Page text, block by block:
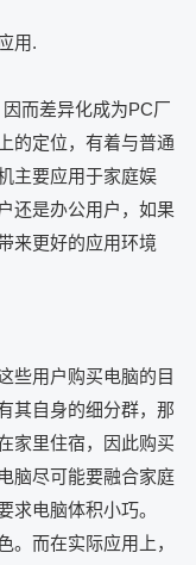
用.
而差异化成为PC厂
的定位，有着与普通
主要应用于家庭娱
还是办公用户，如果
来更好的应用环境
些用户购买电脑的目
其自身的细分群，那
家里住宿，因此购买
脑尽可能要融合家庭
求电脑体积小巧。
。而在实际应用上，